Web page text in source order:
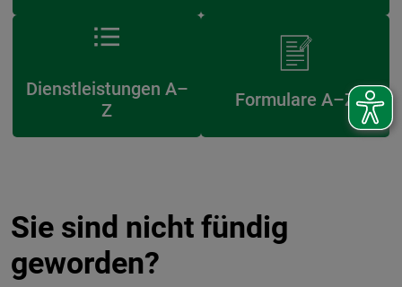
Dienstleistungen A–
Z
Formulare A–Z
Sie sind nicht fündig
geworden?